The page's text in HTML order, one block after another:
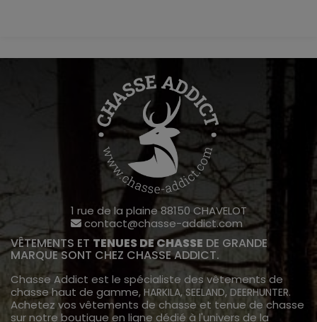
1 rue de la plaine 88150 CHAVELOT
contact@chasse-addict.com
VÊTEMENTS ET TENUES DE CHASSE DE GRANDE
MARQUE SONT CHEZ CHASSE ADDICT.
Chasse Addict est le spécialiste des vêtements de
chasse haut de gamme, HARKILA, SEELAND, DEERHUNTER.
Achetez vos vêtements de chasse et tenue de chasse
sur notre boutique en ligne dédié à l'univers de la